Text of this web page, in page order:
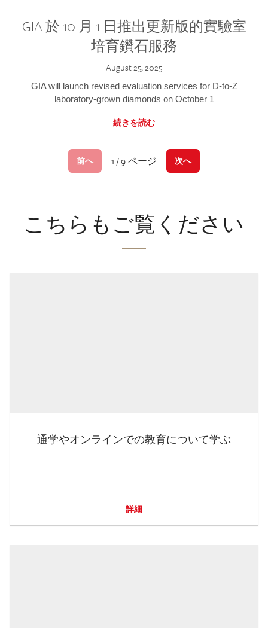
GIA 於 10 月 1 日推出更新版的實驗室
培育鑽石服務
August 25, 2025
GIA will launch revised evaluation services for D-to-Z
laboratory-grown diamonds on October 1
続きを読む
前へ 1 / 9 ページ 次へ
こちらもご覧ください
通学やオンラインでの教育について学ぶ
詳細